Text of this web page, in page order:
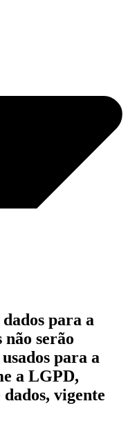
para a
serão
para a
a LGPD,
vigente